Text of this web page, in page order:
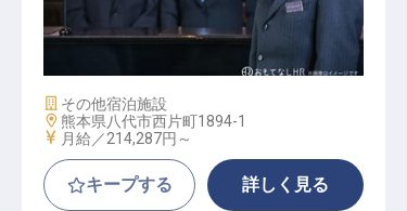
【HOTEL R9 The Yard 八代】運営マ
ネージャー
施設業態
その他宿泊施設
勤務地
熊本県八代市西片町1894-1
給与
月給／214,287円～
キープする 詳しく見る